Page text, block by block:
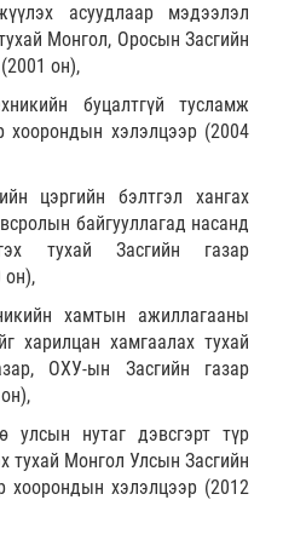
асуудлаар мэдээлэл
Монгол, Оросын Засгийн
он),
буцалтгүй тусламж
хоорондын хэлэлцээр (2004
цэргийн бэлтгэл хангах
байгууллагад насанд
тухай Засгийн газар
он),
хамтын ажиллагааны
харилцан хамгаалах тухай
ОХУ-ын Засгийн газар
улсын нутаг дэвсгэрт түр
тухай Монгол Улсын Засгийн
хоорондын хэлэлцээр (2012